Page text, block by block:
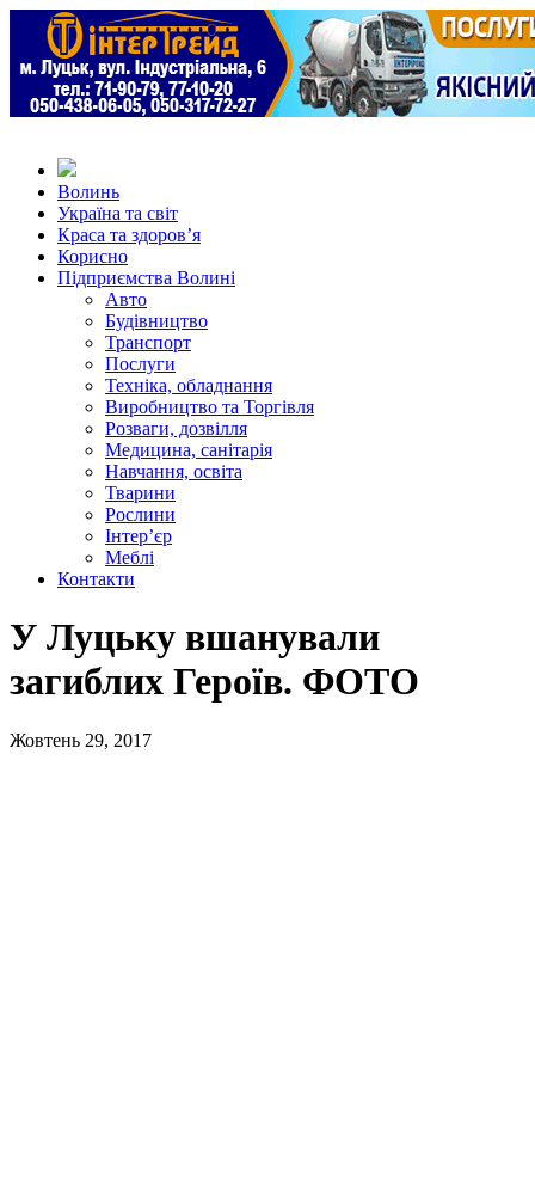
Волинь
Україна та світ
Краса та здоров’я
Корисно
Підприємства Волині
Авто
Будівництво
Транспорт
Послуги
Техніка, обладнання
Виробництво та Торгівля
Розваги, дозвілля
Медицина, санітарія
Навчання, освіта
Тварини
Рослини
Інтер’єр
Меблі
Контакти
У Луцьку вшанували
загиблих Героїв. ФОТО
Жовтень 29, 2017